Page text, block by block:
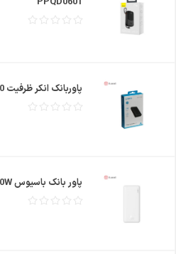
پاوربانک انکر ظرفیت 10000مدل A1223H11
پاور بانک باسیوس 20W ظرفیت 10000 مدل PPQD0900